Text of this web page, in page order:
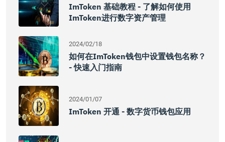
ImToken 基础教程 - 了解如何使用
ImToken进行数字资产管理
2024/02/18
如何在imToken钱包中设置钱包名称？
- 快速入门指南
2024/01/07
ImToken 开通 - 数字货币钱包应用